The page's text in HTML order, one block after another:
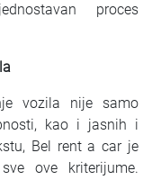
proces
vozila nije samo
kao i jasnih i
Bel rent a car je
ove kriterijume.